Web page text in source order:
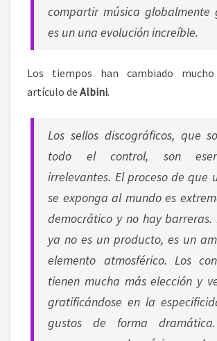
compartir música globalmente
es un una evolución increíble.
Los tiempos han cambiado mucho
artículo de Albini.
Los sellos discográficos, que
todo el control, son
irrelevantes. El proceso de que
se exponga al mundo es
democrático y no hay barreras.
ya no es un producto, es un
elemento atmosférico. Los
tienen mucha más elección y
gratificándose en la
gustos de forma